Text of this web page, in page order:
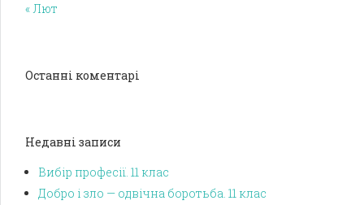
« Лют
Останні коментарі
Недавні записи
Вибір професії. 11 клас
Добро і зло — одвічна боротьба. 11 клас